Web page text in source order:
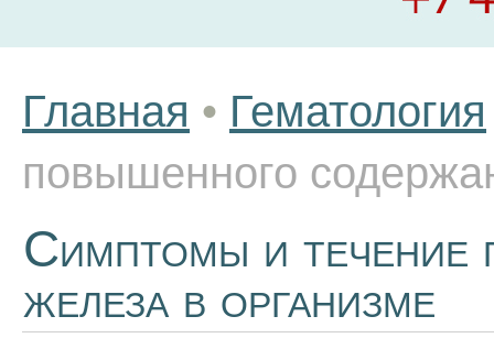
Главная • Гематология
повышенного
Симптомы и течение
железа в организме